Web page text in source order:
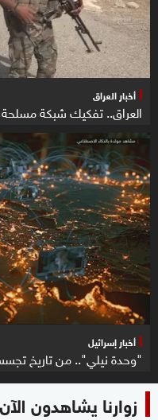
أخبار العراق
العراق.. تفكيك شبكة
أخبار إسرائيل
"وحدة نيلي".. من تاريخ
زوارنا يشاهدون الآن